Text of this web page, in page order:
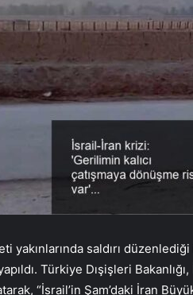
yakınlarında saldırı
Türkiye Dışişleri
“İsrail’in Şam’daki İran